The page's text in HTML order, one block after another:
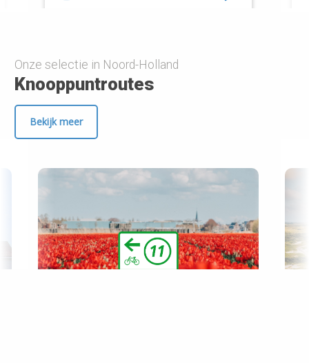
Onze selectie in Noord-Holland
Knooppuntroutes
Bekijk meer